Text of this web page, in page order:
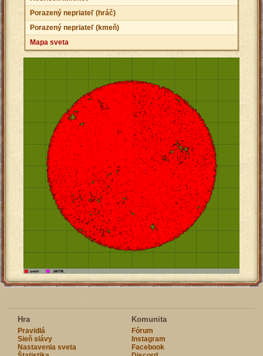
Porazený nepriateľ (hráč)
Porazený nepriateľ (kmeň)
Mapa sveta
Hra
Pravidlá
Sieň slávy
Nastavenia sveta
Komunita
Fórum
Instagram
Facebook